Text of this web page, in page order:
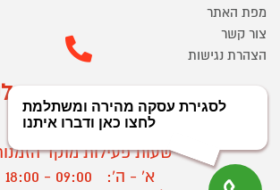
מפת האתר
צור קשר
הצהרת נגישות
מוקד הזמנות ושירות
03-9545370
שעות פעילות מוקד
א' - ה':
09:00 - 18:00